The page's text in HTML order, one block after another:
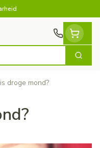
Zoek
droge mond?